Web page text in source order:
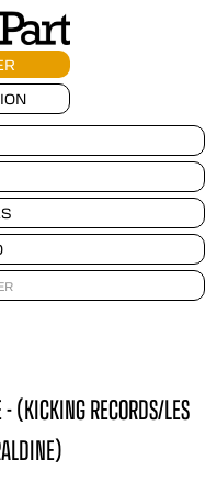
(KICKING RECORDS/LES